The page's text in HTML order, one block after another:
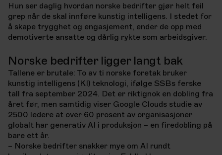
Hun ser daglig hvordan norske bedrifter gjør helt feil
grep når de skal innføre kunstig intelligens. I stedet for
å skape trygghet og engasjement, ender de opp med
demotiverte ansatte og dårlig rykte som arbeidsgiver.
Norske bedrifter ligger langt bak
Tallene er brutale: To av ti norske foretak bruker
kunstig intelligens (KI) teknologi, ifølge SSBs ferske
tall fra september 2024. Det er riktignok en dobling fra
året før, men samtidig viser Google Clouds studie av
2500 ledere at over 60 prosent av organisasjoner
globalt har generativ AI i produksjon – en firedobling på
bare ett år.
– Norske bedrifter snakker mye om AI rundt